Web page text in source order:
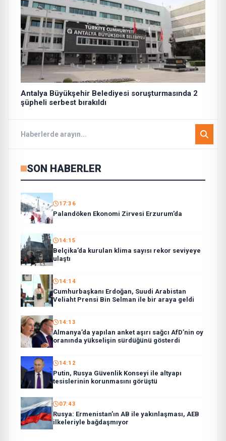
Antalya Büyükşehir Belediyesi soruşturmasında 2
şüpheli serbest bırakıldı
SON HABERLER
17:36
Palandöken Ekonomi Zirvesi Erzurum’da
14:15
Belçika’da kurulan klima sayısı rekor seviyeye
ulaştı
14:14
Cumhurbaşkanı Erdoğan, Suudi Arabistan
Veliaht Prensi Bin Selman ile bir araya geldi
14:13
Almanya’da yapılan anket aşırı sağcı AfD’nin oy
oranında yükselişin sürdüğünü gösterdi
14:12
Putin, Rusya Güvenlik Konseyi ile altyapı
tesislerinin korunmasını görüştü
07:43
Rusya: Ermenistan’ın AB ile yakınlaşması, AEB
ilkeleriyle bağdaşmıyor